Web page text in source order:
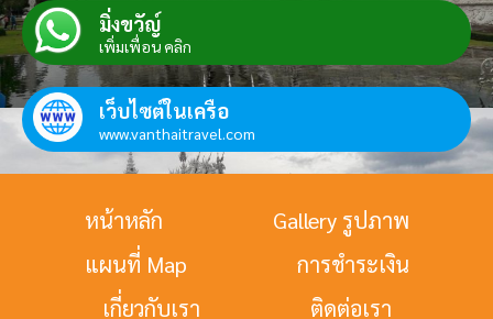
มิ่งขวัญ์
เพิ่มเพื่อน คลิก
เว็บไซต์ในเครือ
www.vanthaitravel.com
หน้าหลัก
Gallery รูปภาพ
แผนที่ Map
การชำระเงิน
เกี่ยวกับเรา
ติดต่อเรา